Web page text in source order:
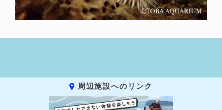
周辺施設へのリンク